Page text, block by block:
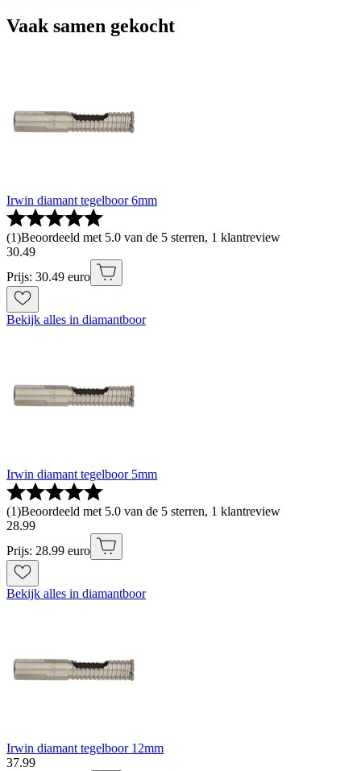
Vaak samen gekocht
Irwin diamant tegelboor 6mm
(1)Beoordeeld met 5.0 van de 5 sterren, 1 klantreview
30.49
Prijs: 30.49 euro
Bekijk alles in diamantboor
Irwin diamant tegelboor 5mm
(1)Beoordeeld met 5.0 van de 5 sterren, 1 klantreview
28.99
Prijs: 28.99 euro
Bekijk alles in diamantboor
Irwin diamant tegelboor 12mm
37.99